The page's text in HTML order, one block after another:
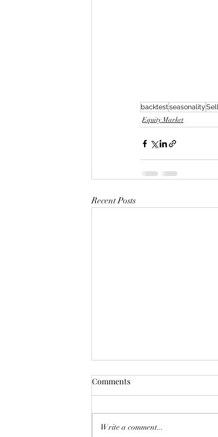
backtestseasonality
Equity Market
Recent Posts
Comments
Write a comment...